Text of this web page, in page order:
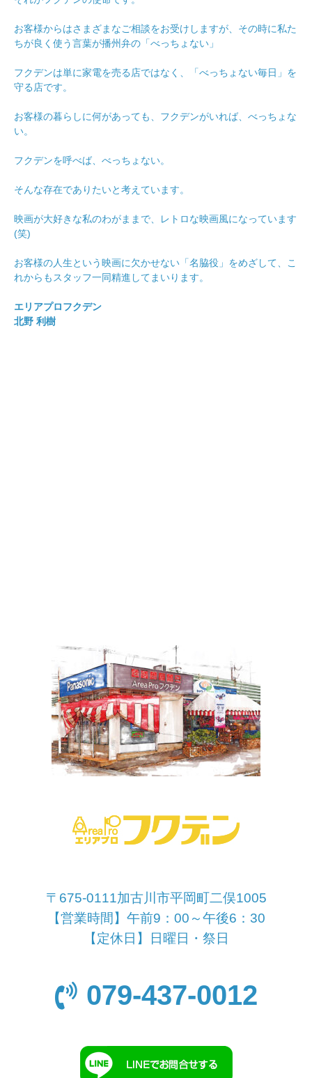
お客様からはさまざまなご相談をお受けしますが、その時に私た
ちが良く使う言葉が播州弁の「べっちょない」
フクデンは単に家電を売る店ではなく、「べっちょない毎日」を
守る店です。
お客様の暮らしに何があっても、フクデンがいれば、べっちょな
い。
フクデンを呼べば、べっちょない。
そんな存在でありたいと考えています。
映画が大好きな私のわがままで、レトロな映画風になっています
(笑)
お客様の人生という映画に欠かせない「名脇役」をめざして、こ
れからもスタッフ一同精進してまいります。
エリアプロフクデン
北野 利樹
〒675-0111加古川市平岡町二俣1005
【営業時間】午前9：00～午後6：30
【定休日】日曜日・祭日
079-437-0012